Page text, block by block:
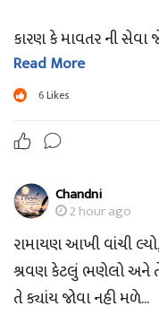
કારણ કે માવતર ની
માં-બાપ જેવા ગુરુ જેની
DETAILS જાણવાની કોઈ
Read More
6Likes
Chandni
2 hour ago
રામાયણ આખી વાંચી
શ્રવણ કેટલું ભણેલો અને
તે ક્યાંય જોવા નહી મળે...